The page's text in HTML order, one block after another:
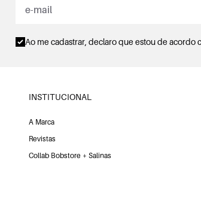
Ao me cadastrar, declaro que estou de acordo
INSTITUCIONAL
A Marca
Revistas
Collab Bobstore + Salinas